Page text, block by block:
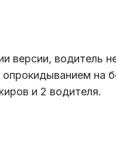
версии, водитель
на
и 2 водителя.